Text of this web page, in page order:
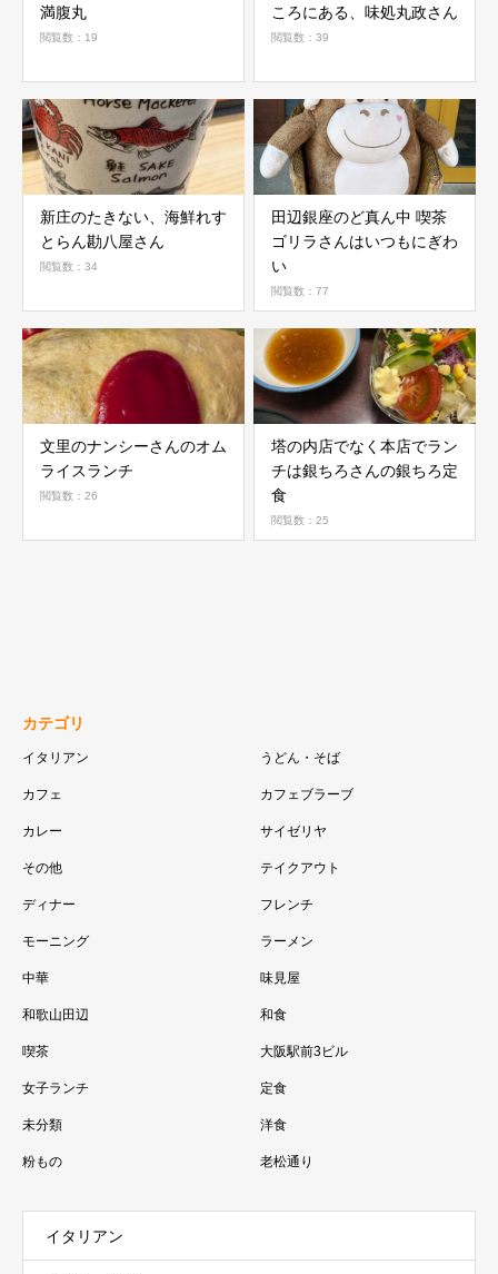
満腹丸
閲覧数：19
ころにある、味処丸政さん
閲覧数：39
新庄のたきない、海鮮れす
とらん勘八屋さん
閲覧数：34
田辺銀座のど真ん中 喫茶
ゴリラさんはいつもにぎわ
い
閲覧数：77
文里のナンシーさんのオム
ライスランチ
閲覧数：26
塔の内店でなく本店でラン
チは銀ちろさんの銀ちろ定
食
閲覧数：25
カテゴリ
イタリアン うどん・そば
カフェ カフェブラーブ
カレー サイゼリヤ
その他 テイクアウト
ディナー フレンチ
モーニング ラーメン
中華 味見屋
和歌山田辺 和食
喫茶 大阪駅前3ビル
女子ランチ 定食
未分類 洋食
粉もの 老松通り
イタリアン